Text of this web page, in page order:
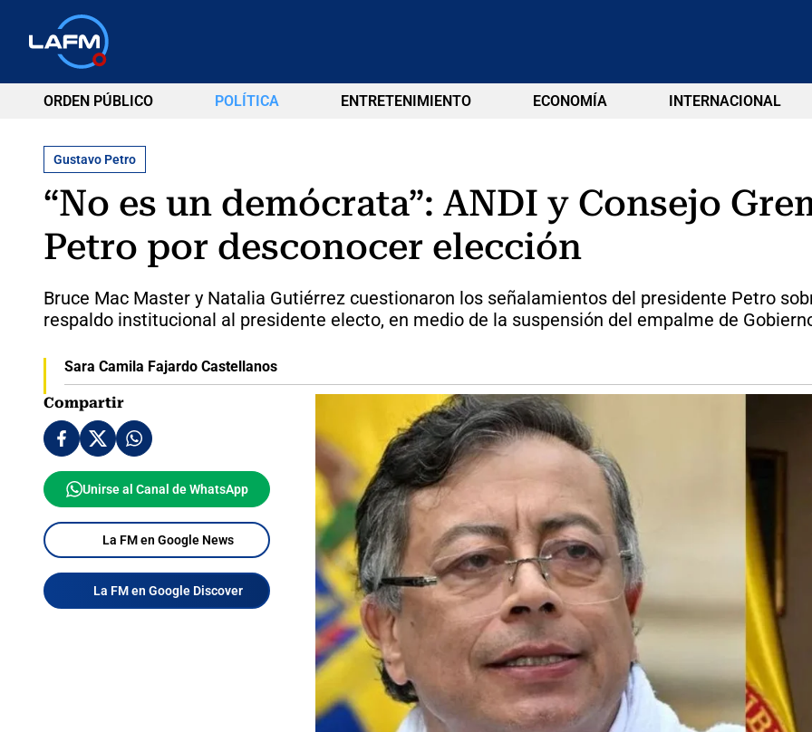
ORDEN PÚBLICO POLÍTICA ENTRETENIMIENTO ECONOMÍA INTERNACIONAL
Gustavo Petro
“No es un demócrata”: ANDI y Consejo
Petro por desconocer elección
Bruce Mac Master y Natalia Gutiérrez cuestionaron los señalamientos del presidente Petro
respaldo institucional al presidente electo, en medio de la suspensión del empalme de
Sara Camila Fajardo Castellanos
Compartir
Unirse al Canal de WhatsApp
La FM en Google News
La FM en Google Discover